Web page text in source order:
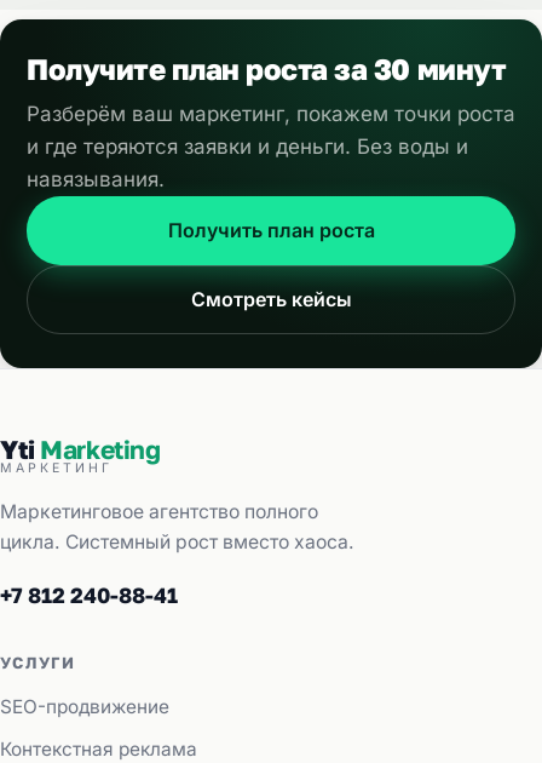
Получите план роста за 30 минут
Разберём ваш маркетинг, покажем точки роста
и где теряются заявки и деньги. Без воды и
навязывания.
Получить план роста
Смотреть кейсы
YtiMarketing
МАРКЕТИНГ
Маркетинговое агентство полного
цикла. Системный рост вместо хаоса.
+7 812 240-88-41
УСЛУГИ
SEO-продвижение
Контекстная реклама